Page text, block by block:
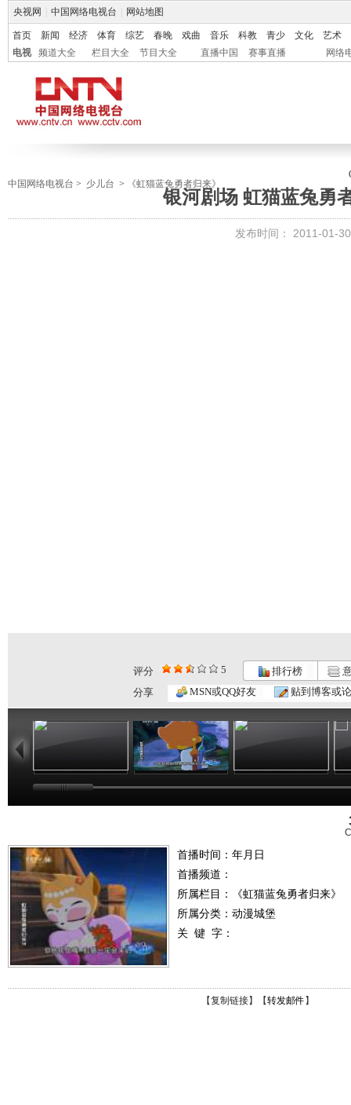
央视网 中国网络电视台 网站地图
首页 新闻 经济 体育 综艺 春晚 戏曲 音乐 科教 青少 文化
艺术
电视
频道大全 栏目大全 节目大全 直播中国 赛事直播 网络
中国网络电视台 > 少儿台 > 《虹猫蓝兔勇者归来》
银河剧场 虹猫蓝兔勇
发布时间： 2011-01-
评分 5 排行榜
分享
MSN或QQ好友 贴到博客或
16:53
银河剧场 ...
16:15
银河剧场 ...
15:53
首播时间：年月日
首播频道：
所属栏目：
《虹猫蓝兔勇者归来》
所属分类：动漫城堡
关 键 字：
【复制链接】【转发邮件 】